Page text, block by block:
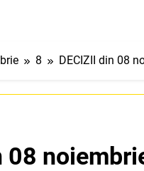
8 DECIZII din 08
08